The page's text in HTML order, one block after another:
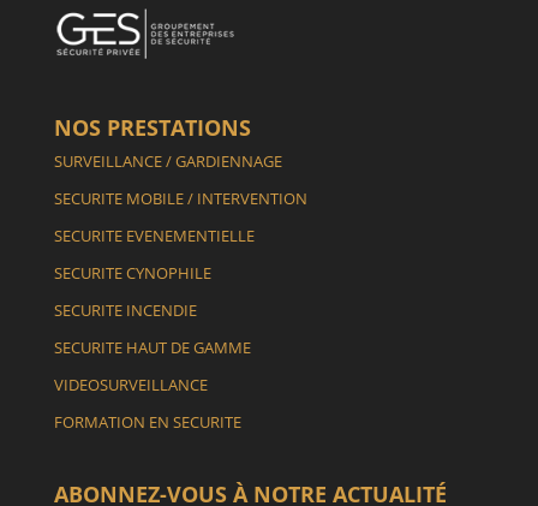
NOS PRESTATIONS
SURVEILLANCE / GARDIENNAGE
SECURITE MOBILE / INTERVENTION
SECURITE EVENEMENTIELLE
SECURITE CYNOPHILE
SECURITE INCENDIE
SECURITE HAUT DE GAMME
VIDEOSURVEILLANCE
FORMATION EN SECURITE
ABONNEZ-VOUS À NOTRE ACTUALITÉ